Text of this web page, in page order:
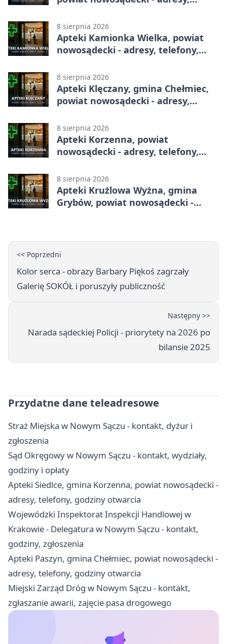
8 sierpnia 2026
Apteki Kamionka Wielka, powiat
nowosądecki - adresy, telefony,
8 sierpnia 2026
Apteki Klęczany, gmina Chełmiec,
powiat nowosądecki - adresy,
8 sierpnia 2026
Apteki Korzenna, powiat
nowosądecki - adresy, telefony,
8 sierpnia 2026
Apteki Krużlowa Wyżna, gmina
Grybów, powiat nowosądecki -
<< Poprzedni
Kolor serca - obrazy Barbary Piękoś zagrzały
Galerię SOKÓŁ i poruszyły publiczność
Następny >>
Narada sądeckiej Policji - priorytety na 2026 po
bilansie 2025
Przydatne dane teleadresowe
Straż Miejska w Nowym Sączu - kontakt, dyżur i
zgłoszenia
Sąd Okręgowy w Nowym Sączu - kontakt, wydziały,
godziny i opłaty
Apteki Siedlce, gmina Korzenna, powiat nowosądecki -
adresy, telefony, godziny otwarcia
Wojewódzki Inspektorat Inspekcji Handlowej w
Krakowie - Delegatura w Nowym Sączu - kontakt,
godziny, zgłoszenia
Apteki Paszyn, gmina Chełmiec, powiat nowosądecki -
adresy, telefony, godziny otwarcia
Miejski Zarząd Dróg w Nowym Sączu - kontakt,
zgłaszanie awarii, zajęcie pasa drogowego